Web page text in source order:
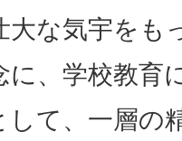
大な気宇をも
に、学校教育
して、一層の